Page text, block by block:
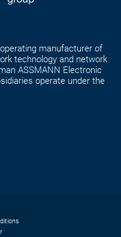
manufacturer of
technology and network
ASSMANN Electronic
operate under the